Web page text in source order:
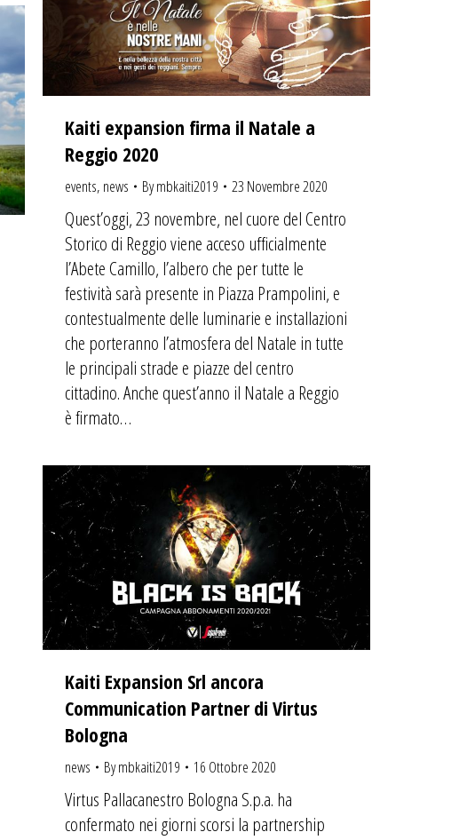
Kaiti expansion firma il Natale a
Reggio 2020
events, news Bymbkaiti2019 23 Novembre 2020
Quest’oggi, 23 novembre, nel cuore del Centro
Storico di Reggio viene acceso ufficialmente
l’Abete Camillo, l’albero che per tutte le
festività sarà presente in Piazza Prampolini, e
contestualmente delle luminarie e installazioni
che porteranno l’atmosfera del Natale in tutte
le principali strade e piazze del centro
cittadino. Anche quest’anno il Natale a Reggio
è firmato…
Kaiti Expansion Srl ancora
Communication Partner di Virtus
Bologna
news Bymbkaiti2019 16 Ottobre 2020
Virtus Pallacanestro Bologna S.p.a. ha
confermato nei giorni scorsi la partnership